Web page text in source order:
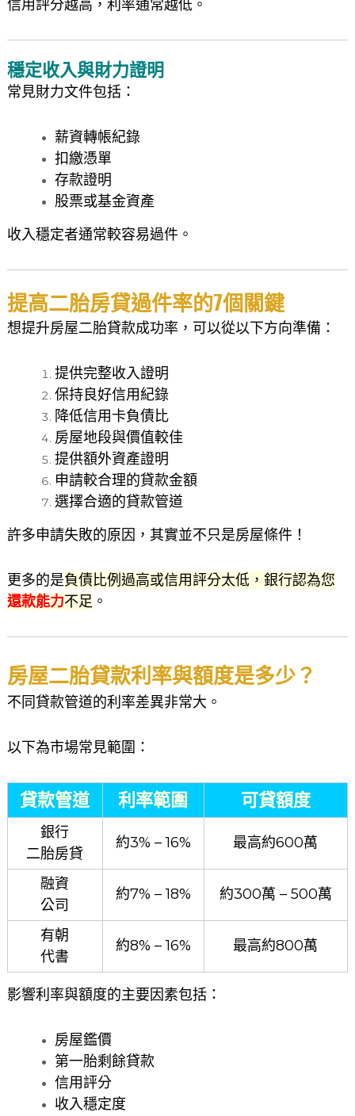
信用評分越高，利率通常越低。
穩定收入與財力證明
常見財力文件包括：
薪資轉帳紀錄
扣繳憑單
存款證明
股票或基金資產
收入穩定者通常較容易過件。
提高二胎房貸過件率的7個關鍵
想提升房屋二胎貸款成功率，可以從以下方向準備：
提供完整收入證明
保持良好信用紀錄
降低信用卡負債比
房屋地段與價值較佳
提供額外資產證明
申請較合理的貸款金額
選擇合適的貸款管道
許多申請失敗的原因，其實並不只是房屋條件！
更多的是負債比例過高或信用評分太低，銀行認為您
還款能力不足 。
房屋二胎貸款利率與額度是多少？
不同貸款管道的利率差異非常大。
以下為市場常見範圍：
貸款管道 利率範圍 可貸額度
銀行
二胎房貸
約3% – 16% 最高約600萬
融資
公司
約7% – 18% 約300萬 – 500萬
有朝
代書
約8% – 16% 最高約800萬
影響利率與額度的主要因素包括：
房屋鑑價
第一胎剩餘貸款
信用評分
收入穩定度